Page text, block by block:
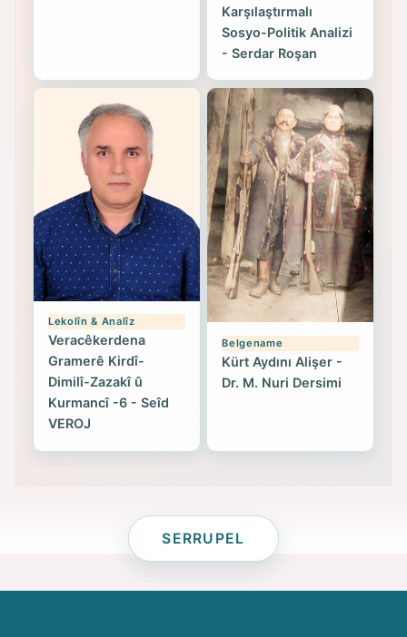
Karşılaştırmalı
Sosyo-Politik Analizi
- Serdar Roşan
Lekolîn & Analîz
Veracêkerdena
Gramerê Kirdî-
Dimilî-Zazakî û
Kurmancî -6 - Seîd
VEROJ
Belgename
Kürt Aydını Alişer -
Dr. M. Nuri Dersimi
SERRUPEL